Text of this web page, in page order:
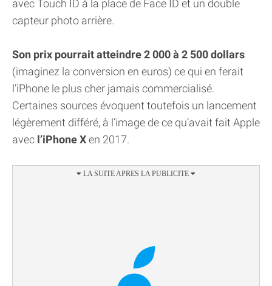
avec Touch ID à la place de Face ID et un double
capteur photo arrière.
Son prix pourrait atteindre 2 000 à 2 500 dollars
(imaginez la conversion en euros) ce qui en ferait
l’iPhone le plus cher jamais commercialisé.
Certaines sources évoquent toutefois un lancement
légèrement différé, à l’image de ce qu’avait fait Apple
avec l’iPhone Xen 2017.